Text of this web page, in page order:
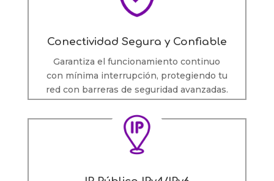
Conectividad Segura y Confiable
Garantiza el funcionamiento continuo
con mínima interrupción, protegiendo tu
red con barreras de seguridad avanzadas.